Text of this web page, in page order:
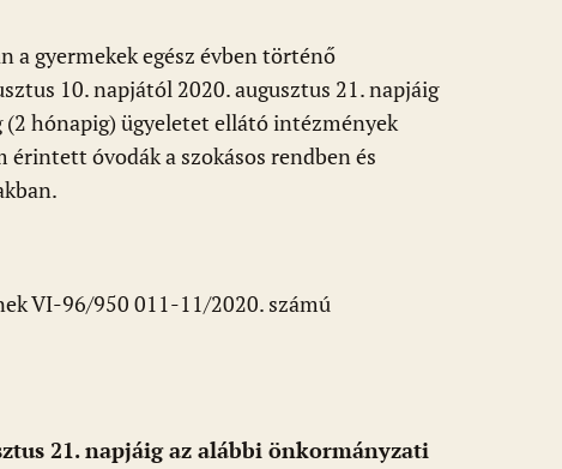
a gyermekek egész évben történő
10. napjától 2020. augusztus 21. napjáig
hónapig) ügyeletet ellátó intézmények
érintett óvodák a szokásos rendben és
VI-96/950 011-11/2020. számú
21. napjáig az alábbi önkormányzati